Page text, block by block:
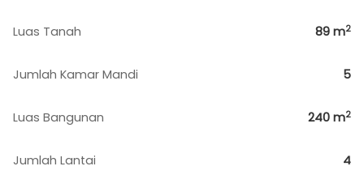
Luas Tanah 89 m2
Jumlah Kamar Mandi 5
Luas Bangunan 240 m2
Jumlah Lantai 4